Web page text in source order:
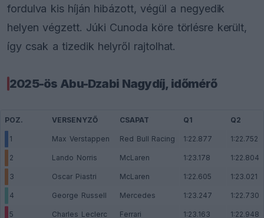
fordulva kis híján hibázott, végül a negyedik
helyen végzett. Júki Cunoda köre törlésre került,
így csak a tizedik helyről rajtolhat.
2025-ös Abu-Dzabi Nagydíj, időmérő
POZ. VERSENYZŐ CSAPAT Q1 Q2
1 Max Verstappen Red Bull Racing 1:22.877 1:22.752
2 Lando Norris McLaren 1:23.178 1:22.804
3 Oscar Piastri McLaren 1:22.605 1:23.021
4 George Russell Mercedes 1:23.247 1:22.730
5 Charles Leclerc Ferrari 1:23.163 1:22.948